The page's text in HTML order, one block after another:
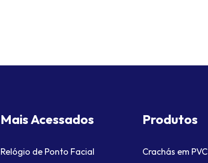
Mais Acessados
Relógio de Ponto Facial
Produtos
Crachás em PVC